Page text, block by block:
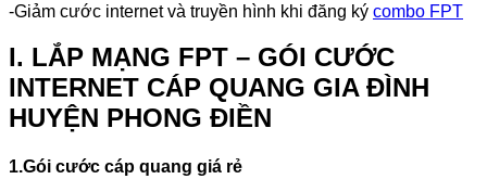
-Giảm cước internet và truyền hình khi đăng ký combo FPT
I. LẮP MẠNG FPT – GÓI CƯỚC
INTERNET CÁP QUANG GIA ĐÌNH
HUYỆN PHONG ĐIỀN
1.Gói cước cáp quang giá rẻ